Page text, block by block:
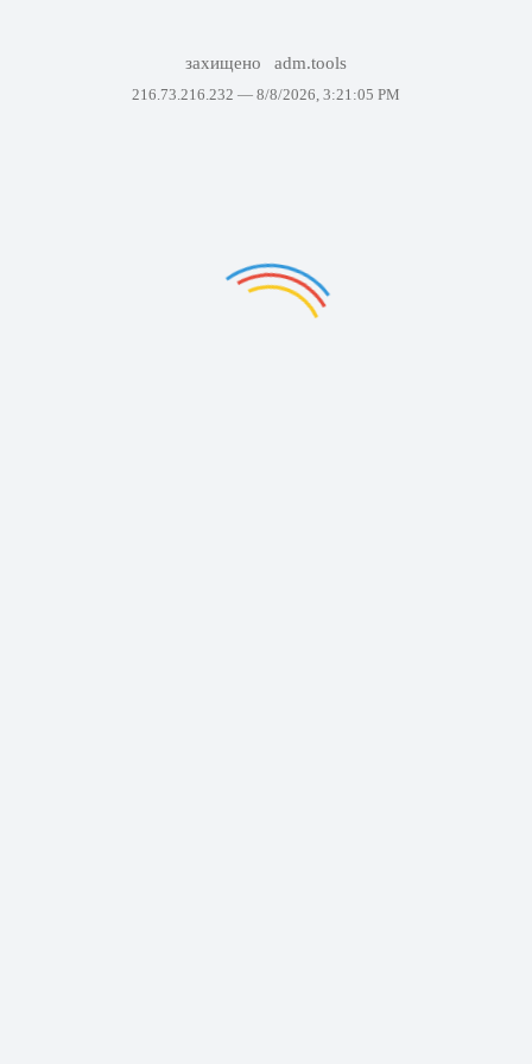
захищено adm.tools
216.73.216.232 — 8/8/2026, 3:21:05 PM